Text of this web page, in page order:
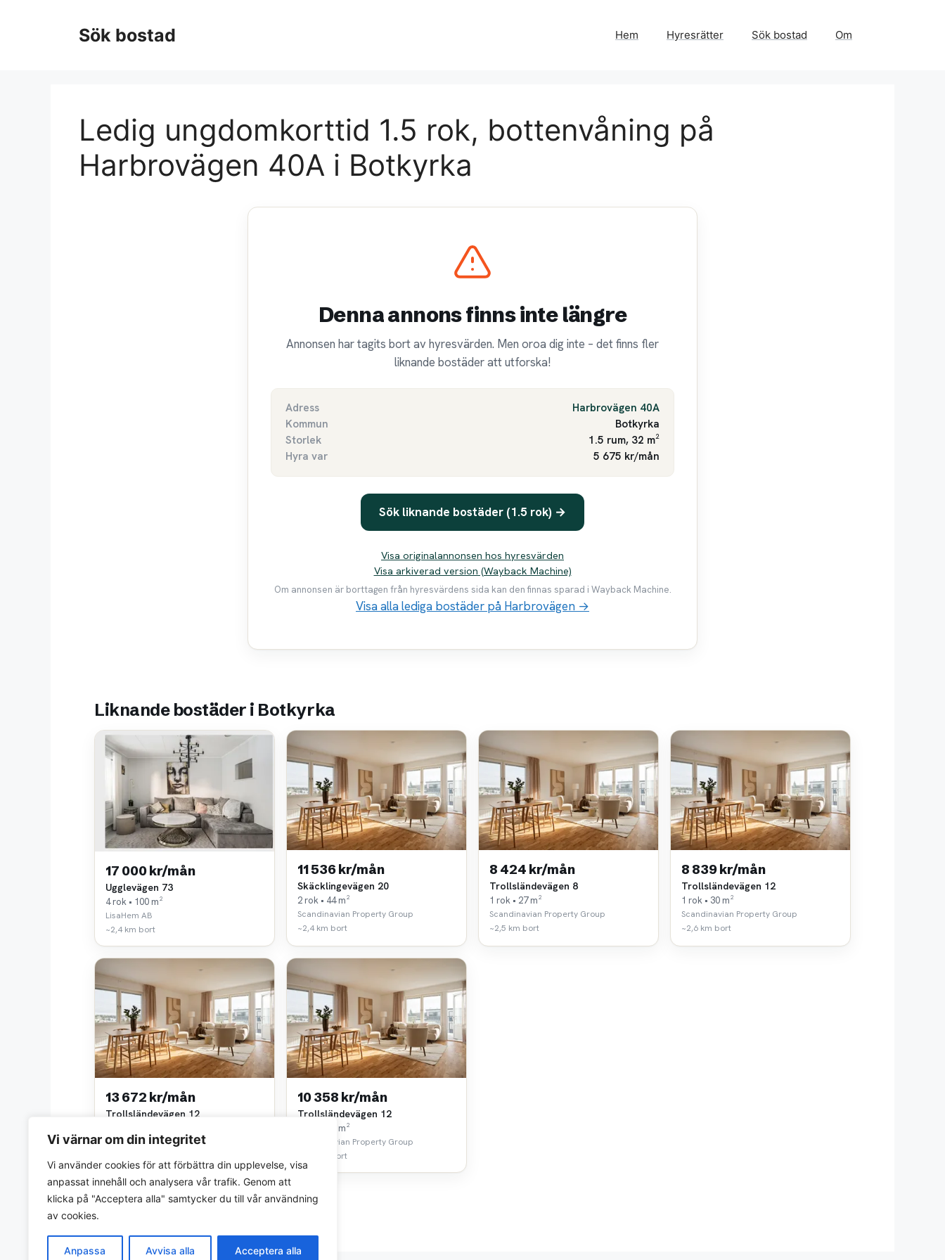
Vi värnar om din integritet
Vi använder cookies för att förbättra din upplevelse, visa
anpassat innehåll och analysera vår trafik. Genom att
klicka på "Acceptera alla" samtycker du till vår användning
av cookies.
Anpassa Avvisa alla Acceptera alla
Sök bostad Hem Hyresrätter Sök bostad Om
Ledig ungdomkorttid 1.5 rok, bottenvåning på
Harbrovägen 40A i Botkyrka
Denna annons finns inte längre
Annonsen har tagits bort av hyresvärden. Men oroa dig inte – det finns fler
liknande bostäder att utforska!
Adress
Harbrovägen 40A
Kommun
Botkyrka
Storlek
1.5 rum, 32 m²
Hyra var
5 675 kr/mån
Sök liknande bostäder (1.5 rok) →
Visa originalannonsen hos hyresvärden
Visa arkiverad version (Wayback Machine)
Om annonsen är borttagen från hyresvärdens sida kan den finnas sparad i Wayback Machine.
Visa alla lediga bostäder på Harbrovägen →
Liknande bostäder i Botkyrka
17 000 kr/mån
Ugglevägen 73
4 rok • 100 m²
LisaHem AB
~2,4 km bort
11 536 kr/mån
Skäcklingevägen 20
2 rok • 44 m²
Scandinavian Property Group
~2,4 km bort
8 424 kr/mån
Trollsländevägen 8
1 rok • 27 m²
Scandinavian Property Group
~2,5 km bort
8 839 kr/mån
Trollsländevägen 12
1 rok • 30 m²
Scandinavian Property Group
~2,6 km bort
13 672 kr/mån
Trollsländevägen 12
Scandinavian Property Group
10 358 kr/mån
Trollsländevägen 12
2 rok • 35 m²
Scandinavian Property Group
~2,6 km bort